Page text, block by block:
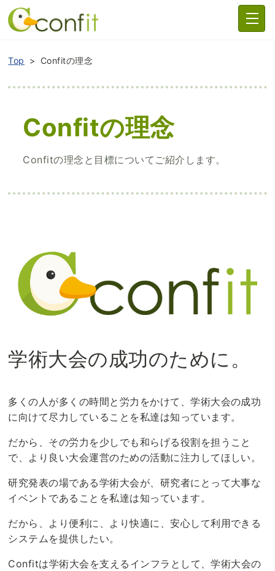
Top Confitの理念
Confitの理念
Confitの理念と目標についてご紹介します。
学術大会の成功のために。
多くの人が多くの時間と労力をかけて、学術大会の成功
に向けて尽力していることを私達は知っています。
だから、その労力を少しでも和らげる役割を担うこと
で、より良い大会運営のための活動に注力してほしい。
研究発表の場である学術大会が、研究者にとって大事な
イベントであることを私達は知っています。
だから、より便利に、より快適に、安心して利用できる
システムを提供したい。
Confitは学術大会を支えるインフラとして、学術大会の